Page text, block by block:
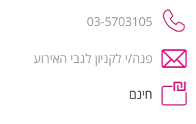
03-5703105
פנה/י לקניון לגבי האירוע
חינם